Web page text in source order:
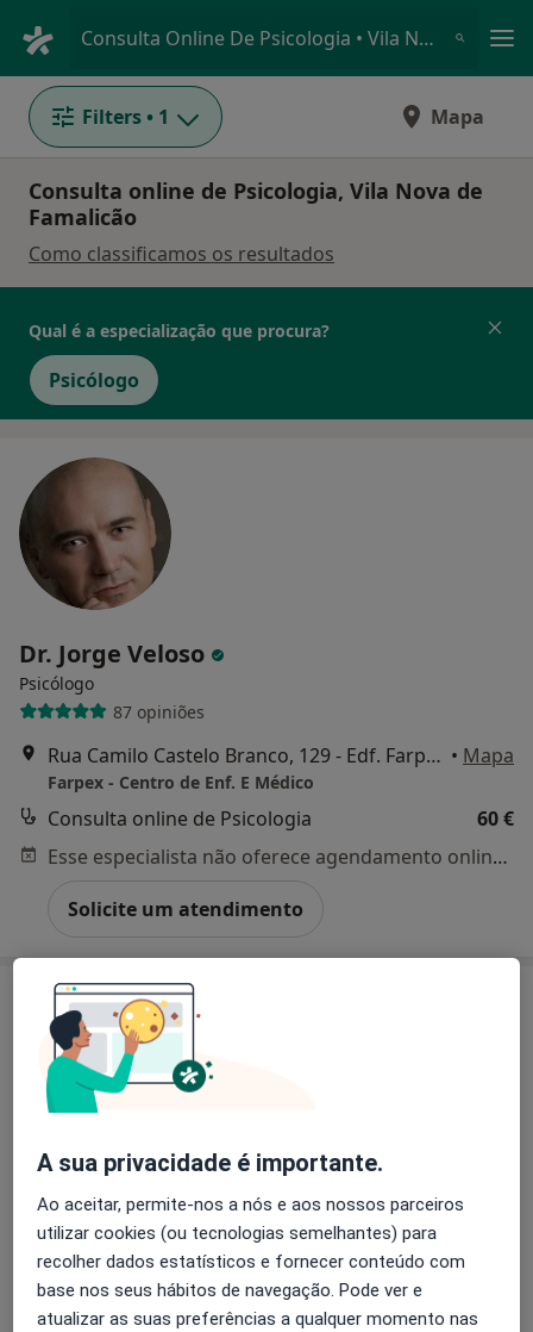
Consulta Online De Psicologia • Vila Nova de Famalicão, Braga
Filters • 1 Mapa
Consulta online de Psicologia, Vila Nova de
Famalicão
Como classificamos os resultados
Qual é a especialização que procura?
Psicólogo
Dr. Jorge Veloso
Psicólogo
87 opiniões
Rua Camilo Castelo Branco, 129 - Edf. Farpex, Vila Nova de Famalicão • Mapa
Farpex - Centro de Enf. E Médico
Consulta online de Psicologia
60 €
Esse especialista não oferece agendamento online para esse endereço.
Solicite um atendimento
Dra. Ângela Pinto
Psicólogo
Rua da Liberdade 203, Vila Nova de Famalicão •Mapa
Consulta online de Psicologia
A sua privacidade é importante.
Ao aceitar, permite-nos a nós e aos nossos parceiros
utilizar cookies (ou tecnologias semelhantes) para
recolher dados estatísticos e fornecer conteúdo com
base nos seus hábitos de navegação. Pode ver e
atualizar as suas preferências a qualquer momento nas